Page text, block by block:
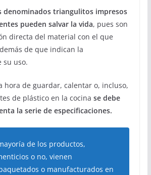
denominados triangulitos impresos
pueden salvar la vida, pues son
directa del material con el que
de que indican la
su uso.
hora de guardar, calentar o, incluso,
de plástico en la cocina se debe
la serie de especificaciones.
de los productos,
o no, vienen
o manufacturados en